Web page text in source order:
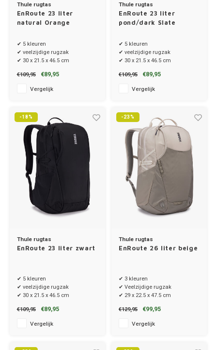
Thule rugtas
EnRoute 23 liter
natural Orange
✔ 5 kleuren
✔ veelzijdige rugzak
✔ 30 x 21.5 x 46.5 cm
€109,95
€89,95
Vergelijk
Thule rugtas
EnRoute 23 liter
pond/dark Slate
✔ 5 kleuren
✔ veelzijdige rugzak
✔ 30 x 21.5 x 46.5 cm
€109,95
€89,95
Vergelijk
-18%
Thule rugtas
EnRoute 23 liter zwart
✔ 5 kleuren
✔ veelzijdige rugzak
✔ 30 x 21.5 x 46.5 cm
€109,95
€89,95
Vergelijk
-23%
Thule rugtas
EnRoute 26 liter beige
✔ 3 kleuren
✔ Veelzijdige rugzak
✔ 29 x 22.5 x 47.5 cm
€129,95
€99,95
Vergelijk